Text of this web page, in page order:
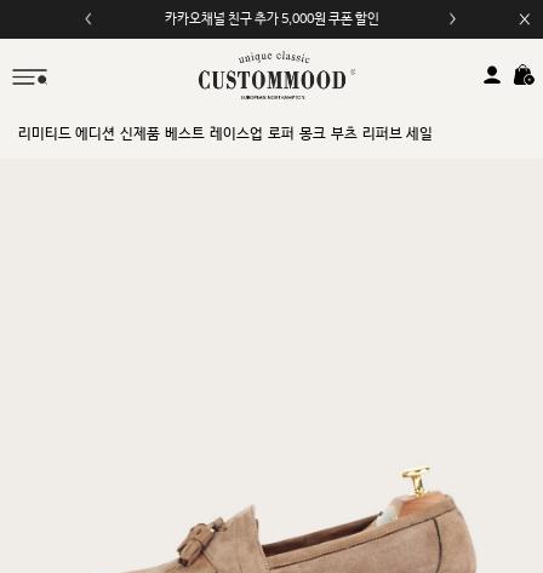
모바일 앱 자동 2,000원 할인
리미티드 에디션 신제품 베스트 레이스업 로퍼 몽크 부츠 리퍼브 세일